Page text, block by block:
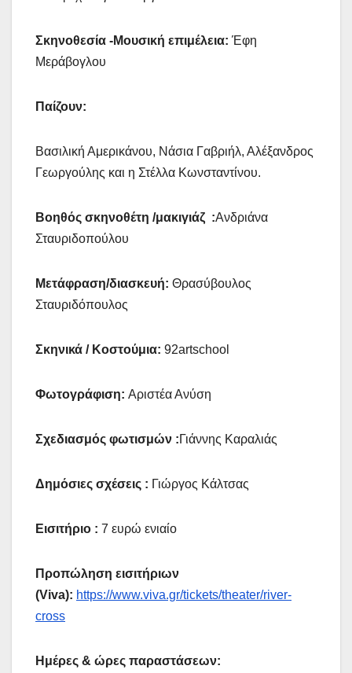
Σκηνοθεσία -Μουσική επιμέλεια: Έφη
Μεράβογλου
Παίζουν:
Βασιλική Αμερικάνου, Νάσια Γαβριήλ, Αλέξανδρος
Γεωργούλης και η Στέλλα Κωνσταντίνου.
Βοηθός σκηνοθέτη /μακιγιάζ :Ανδριάνα
Σταυριδοπούλου
Μετάφραση/διασκευή: Θρασύβουλος
Σταυριδόπουλος
Σκηνικά / Κοστούμια: 92artschool
Φωτογράφιση: Αριστέα Ανύση
Σχεδιασμός φωτισμών :Γιάννης Καραλιάς
Δημόσιες σχέσεις : Γιώργος Κάλτσας
Εισιτήριο : 7 ευρώ ενιαίο
Προπώληση εισιτήριων
(Viva): https://www.viva.gr/tickets/theater/river-
cross
Ημέρες & ώρες παραστάσεων: